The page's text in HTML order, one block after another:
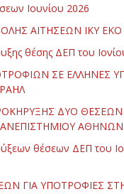
Ιουνίου 2026
ΑΙΤΗΣΕΩΝ ΙΚΥ ΕΚΟ
θέσης ΔΕΠ του
ΣΕ ΕΛΛΗΝΕΣ
ΔΥΟ ΘΕΣΕΩΝ
ΑΘΗΝΩΝ
θέσεων ΔΕΠ του
ΓΙΑ ΥΠΟΤΡΟΦΙΕΣ